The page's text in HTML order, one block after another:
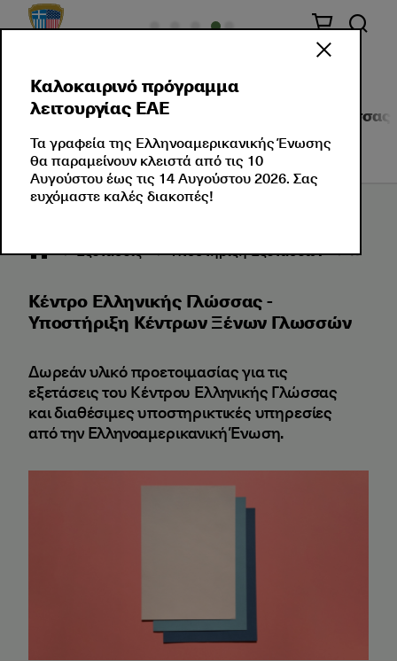
Σχετικά με Εμάς Πιστοποιήσεις Ξένης Γλώσσας
Εξετάσεις Υποστήριξη Εξετάσεων
Κέντρο Ελληνικής Γλώσσας -
Υποστήριξη Κέντρων Ξένων Γλωσσών
Δωρεάν υλικό προετοιμασίας για τις
εξετάσεις του Κέντρου Ελληνικής Γλώσσας
και διαθέσιμες υποστηρικτικές υπηρεσίες
από την Ελληνοαμερικανική Ένωση.
Καλοκαιρινό πρόγραμμα
λειτουργίας ΕΑΕ
Τα γραφεία της Ελληνοαμερικανικής Ένωσης
θα παραμείνουν κλειστά από τις 10
Αυγούστου έως τις 14 Αυγούστου 2026. Σας
ευχόμαστε καλές διακοπές!